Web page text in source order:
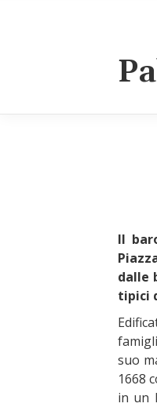
Il
dalle
tipici
suo
1668
in un